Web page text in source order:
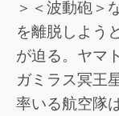
＞＜波動砲＞
を離脱しよう
が迫る。ヤマ
ガミラス冥王
率いる航空隊